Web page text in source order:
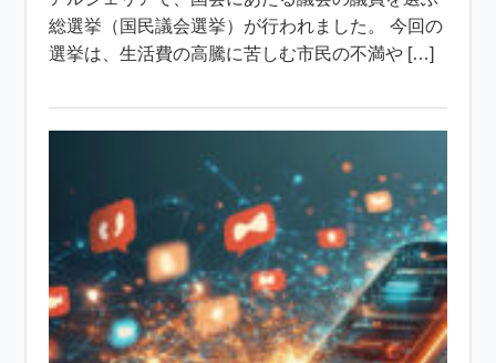
総選挙（国民議会選挙）が行われました。 今回の
選挙は、生活費の高騰に苦しむ市民の不満や […]